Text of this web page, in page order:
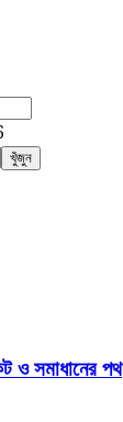
ও সমাধানের পথ